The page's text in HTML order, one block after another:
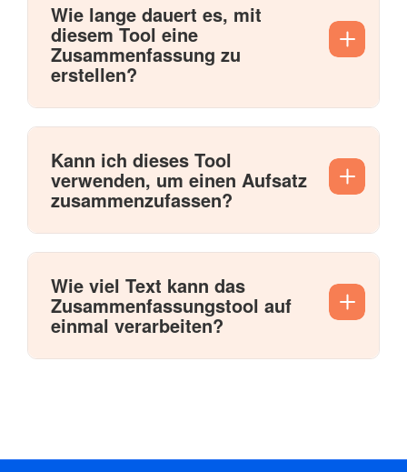
Wie lange dauert es, mit
diesem Tool eine
Zusammenfassung zu
erstellen?
Kann ich dieses Tool
verwenden, um einen Aufsatz
zusammenzufassen?
Wie viel Text kann das
Zusammenfassungstool auf
einmal verarbeiten?